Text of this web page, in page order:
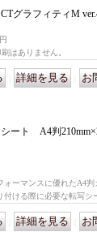
グラフィティM
はありません。
シート A4判
ォーマンスに優れたA4
付ける際に必要な転写シ